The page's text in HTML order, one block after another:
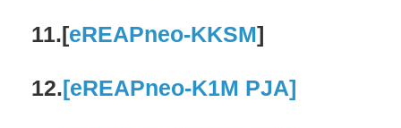
11.[eREAPneo-KKSM]
12.[eREAPneo-K1M PJA]